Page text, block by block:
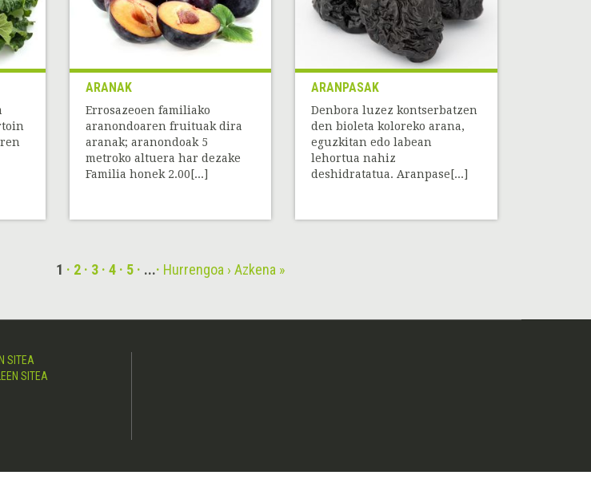
ARANAK
Errosazeoen familiako
aranondoaren fruituak dira
aranak; aranondoak 5
metroko altuera har dezake
Familia honek 2.00[...]
ARANPASAK
Denbora luzez kontserbatzen
den bioleta koloreko arana,
eguzkitan edo labean
lehortua nahiz
deshidratatua. Aranpase[...]
1 2 3 4 5 ... Hurrengoa › Azkena »
SITEA
SITEA